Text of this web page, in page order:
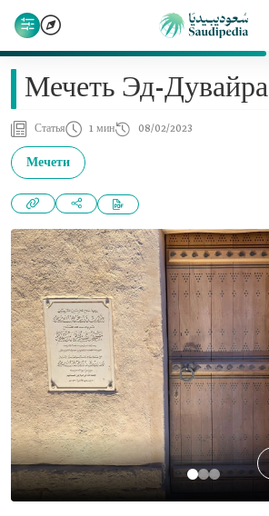
Мечеть Эд-Дувайра
Статья 1 мин 08/02/2023
Мечети